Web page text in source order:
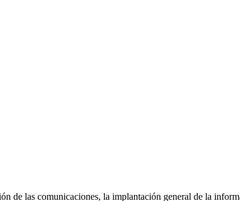
de las comunicaciones, la implantación general de la